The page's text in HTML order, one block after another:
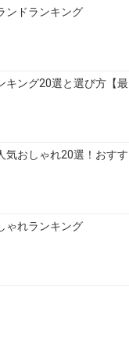
ンドランキング
キング20選と選び方【最
気おしゃれ20選！おすす
ゃれランキング